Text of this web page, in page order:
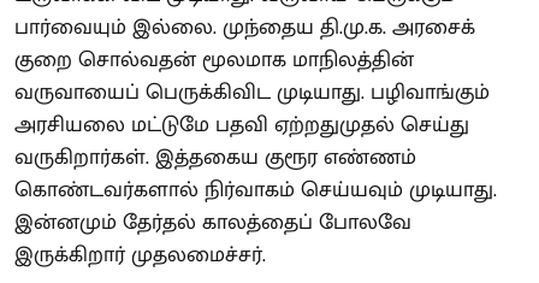
பார்வையும் இல்லை. முந்தைய தி.மு.க. அரசைக்
குறை சொல்வதன் மூலமாக மாநிலத்தின்
வருவாயைப் பெருக்கிவிட முடியாது. பழிவாங்கும்
அரசியலை மட்டுமே பதவி ஏற்றதுமுதல் செய்து
வருகிறார்கள். இத்தகைய குரூர எண்ணம்
கொண்டவர்களால் நிர்வாகம் செய்யவும் முடியாது.
இன்னமும் தேர்தல் காலத்தைப் போலவே
இருக்கிறார் முதலமைச்சர்.